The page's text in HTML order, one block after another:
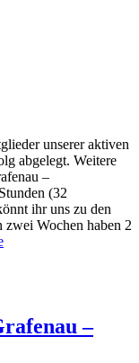
unserer aktiven
abgelegt. Weitere
–
(32
ihr uns zu den
zwei Wochen haben 2
–